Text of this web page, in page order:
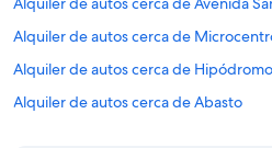
Alquiler de autos cerca de
Alquiler de autos cerca de
Alquiler de autos cerca de Abasto